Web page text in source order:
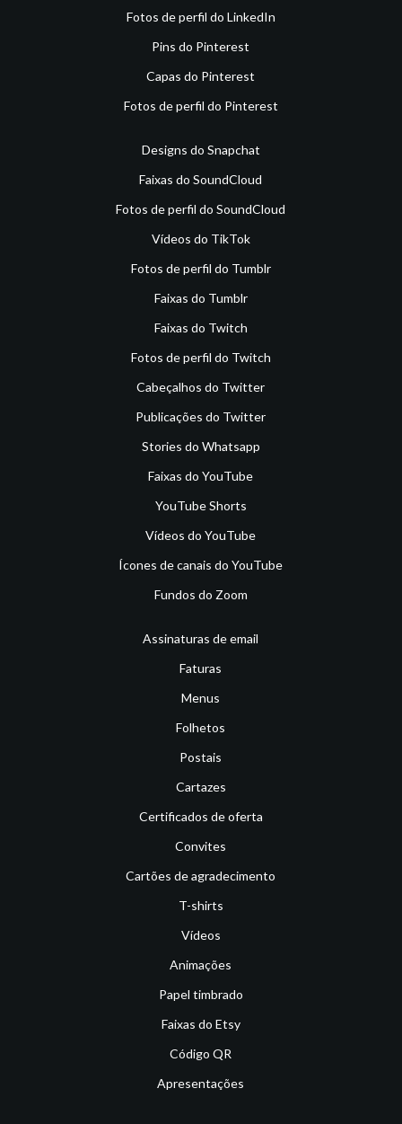
Fotos de perfil do LinkedIn
Pins do Pinterest
Capas do Pinterest
Fotos de perfil do Pinterest
Designs do Snapchat
Faixas do SoundCloud
Fotos de perfil do SoundCloud
Vídeos do TikTok
Fotos de perfil do Tumblr
Faixas do Tumblr
Faixas do Twitch
Fotos de perfil do Twitch
Cabeçalhos do Twitter
Publicações do Twitter
Stories do Whatsapp
Faixas do YouTube
YouTube Shorts
Vídeos do YouTube
Ícones de canais do YouTube
Fundos do Zoom
Assinaturas de email
Faturas
Menus
Folhetos
Postais
Cartazes
Certificados de oferta
Convites
Cartões de agradecimento
T-shirts
Vídeos
Animações
Papel timbrado
Faixas do Etsy
Código QR
Apresentações